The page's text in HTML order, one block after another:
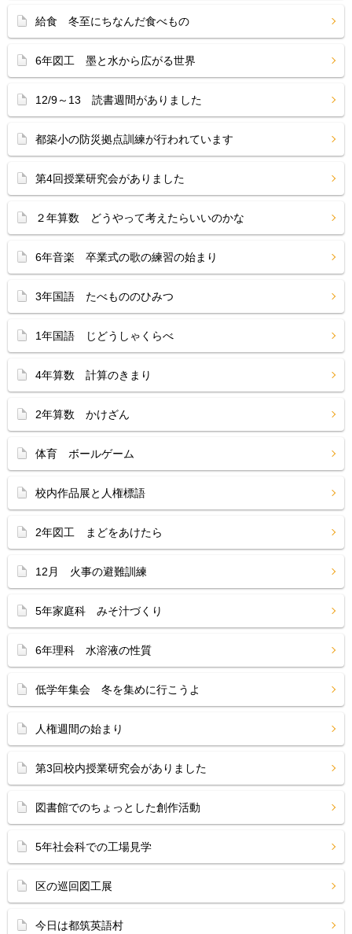
給食 冬至にちなんだ食べもの
6年図工 墨と水から広がる世界
12/9～13 読書週間がありました
都築小の防災拠点訓練が行われています
第4回授業研究会がありました
２年算数 どうやって考えたらいいのかな
6年音楽 卒業式の歌の練習の始まり
3年国語 たべもののひみつ
1年国語 じどうしゃくらべ
4年算数 計算のきまり
2年算数 かけざん
体育 ボールゲーム
校内作品展と人権標語
2年図工 まどをあけたら
12月 火事の避難訓練
5年家庭科 みそ汁づくり
6年理科 水溶液の性質
低学年集会 冬を集めに行こうよ
人権週間の始まり
第3回校内授業研究会がありました
図書館でのちょっとした創作活動
5年社会科での工場見学
区の巡回図工展
今日は都筑英語村